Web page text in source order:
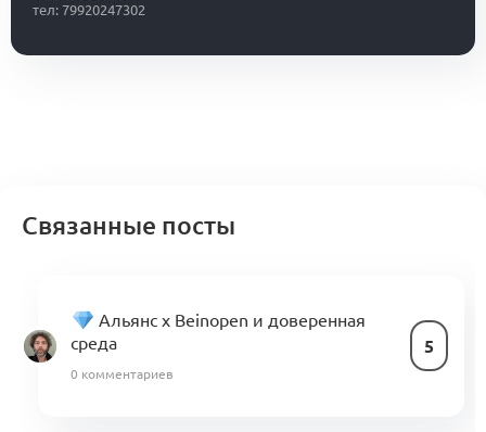
тел: 79920247302
Связанные посты
Альянс x Beinopen и доверенная
среда
5
0 комментариев